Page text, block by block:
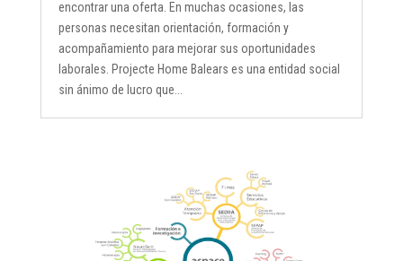
encontrar una oferta. En muchas ocasiones, las
personas necesitan orientación, formación y
acompañamiento para mejorar sus oportunidades
laborales. Projecte Home Balears es una entidad social
sin ánimo de lucro que...